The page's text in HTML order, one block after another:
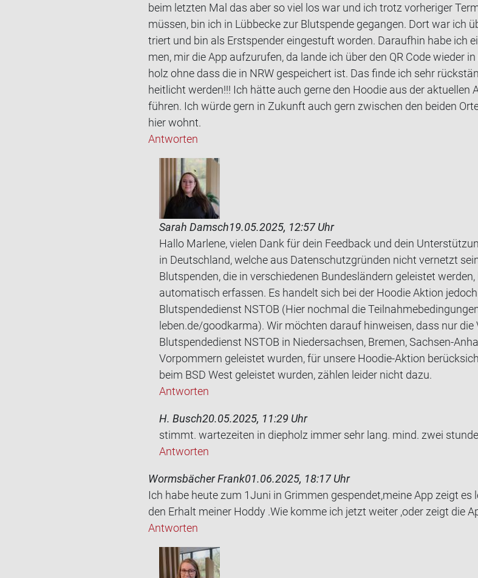
beim letz­ten Mal das aber so viel los war und ich trotz vor­he­ri­ger
müs­sen, bin ich in Lüb­be­cke zur Blut­spen­de ge­gan­gen. Dort war ich
triert und bin als Erst­spen­der ein­ge­stuft wor­den. Dar­auf­hin habe ich
men, mir die App auf­zu­ru­fen, da lande ich über den QR Code wie­der
holz ohne dass die in NRW ge­spei­chert ist. Das finde ich sehr
heit­licht wer­den!!! Ich hätte auch gerne den Hoo­die aus der
füh­ren. Ich würde gern in Zu­kunft auch gern zwi­schen den bei­den
hier wohnt.
Antworten
Sarah Damsch19.05.2025, 12:57 Uhr
Hallo Marlene, vielen Dank für dein Feedback und dein
in Deutschland, welche aus Datenschutzgründen nicht vernetzt
Blutspenden, die in verschiedenen Bundesländern geleistet
automatisch erfassen. Es handelt sich bei der Hoodie Aktion
Blutspendedienst NSTOB (Hier nochmal die
leben.de/goodkarma). Wir möchten darauf hinweisen, dass nur die
Blutspendedienst NSTOB in Niedersachsen, Bremen, Sachsen-
Vorpommern geleistet wurden, für unsere Hoodie-Aktion
beim BSD West geleistet wurden, zählen leider nicht dazu.
Antworten
H. Busch20.05.2025, 11:29 Uhr
stimmt. war­te­zei­ten in diep­holz immer sehr lang. mind. zwei
Antworten
Wormsbächer Frank01.06.2025, 18:17 Uhr
Ich habe heute zum 1Juni in Grim­men ge­spen­det,meine App zeigt
den Er­halt mei­ner Hoddy .Wie komme ich jetzt wei­ter ,oder zeigt die
Antworten